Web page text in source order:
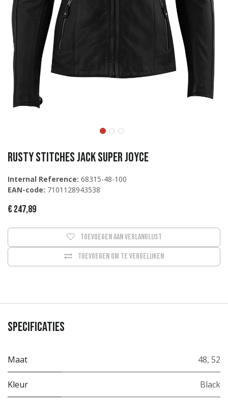
Rusty Stitches Jack SUPER Joyce
Internal Reference: 68315-48-100
EAN-code: 7101128943538
€ 247,89
Toevoegen om te vergelijken
Toevoegen aan verlanglijst
Specificaties
Maat 48, 52
Kleur Black